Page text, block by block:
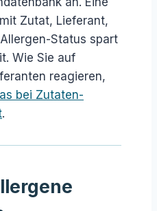
Zutat, Lieferant,
Status spart
Wie Sie auf
reagieren,
bei Zutaten-
.